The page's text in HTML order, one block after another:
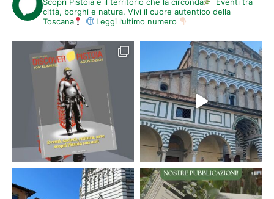
città, borghi e natura. Vivi il cuore autentico della
Toscana
Leggi l’ultimo numero